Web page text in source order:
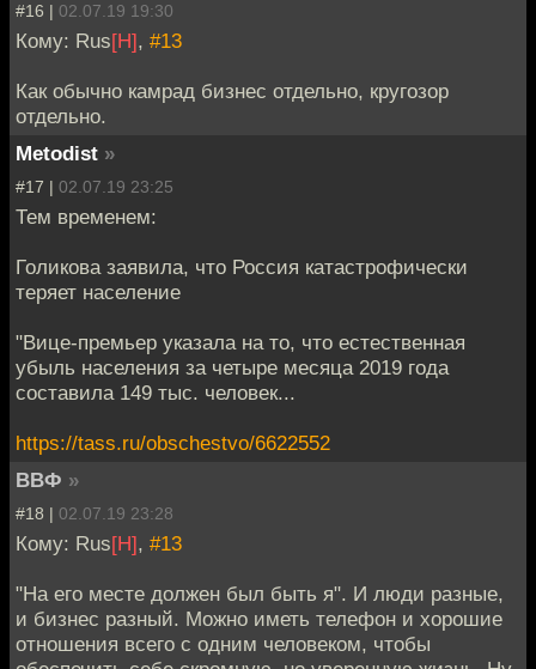
#16 | 02.07.19 19:30
Кому: Rus[H], #13
Как обычно камрад бизнес отдельно, кругозор
отдельно.
Metodist »
#17 | 02.07.19 23:25
Тем временем:
Голикова заявила, что Россия катастрофически
теряет население
"Вице-премьер указала на то, что естественная
убыль населения за четыре месяца 2019 года
составила 149 тыс. человек...
https://tass.ru/obschestvo/6622552
ВВФ »
#18 | 02.07.19 23:28
Кому: Rus[H], #13
"На его месте должен был быть я". И люди разные,
и бизнес разный. Можно иметь телефон и хорошие
отношения всего с одним человеком, чтобы